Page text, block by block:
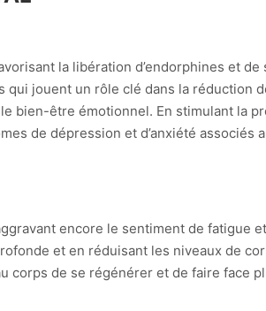
la libération d’endorphines et
jouent un rôle clé dans la réduction
bien-être émotionnel. En stimulant la
de dépression et d’anxiété associés
encore le sentiment de fatigue
et en réduisant les niveaux de
corps de se régénérer et de faire face